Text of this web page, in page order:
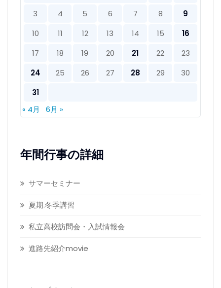
3
4 5 6 7 8
9
10
11 12 13 14 15
16
17
18 19 20 21 22
23
24
25 26 27 28 29
30
31
« 4月
6月 »
年間行事の詳細
サマーセミナー
夏期.冬季講習
私立高校訪問会・入試情報会
進路先紹介movie